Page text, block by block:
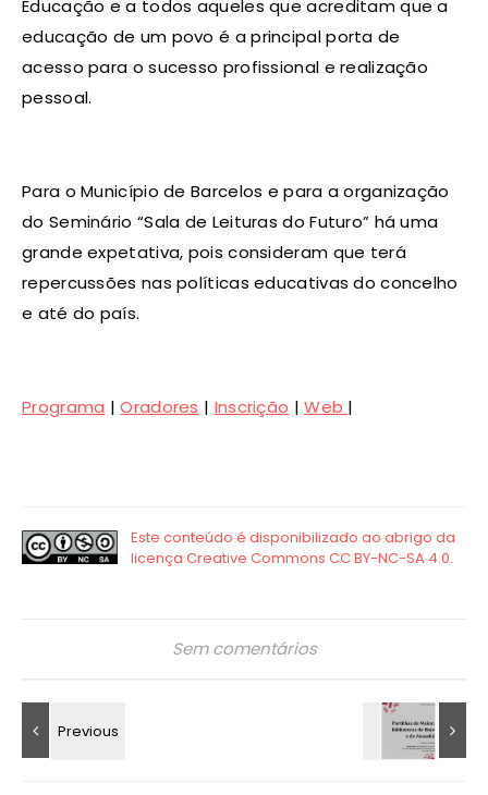
Educação e a todos aqueles que acreditam que a
educação de um povo é a principal porta de
acesso para o sucesso profissional e realização
pessoal.
Para o Município de Barcelos e para a organização
do Seminário “Sala de Leituras do Futuro” há uma
grande expetativa, pois consideram que terá
repercussões nas políticas educativas do concelho
e até do país.
Programa |Oradores | Inscrição |Web |
Sem comentários